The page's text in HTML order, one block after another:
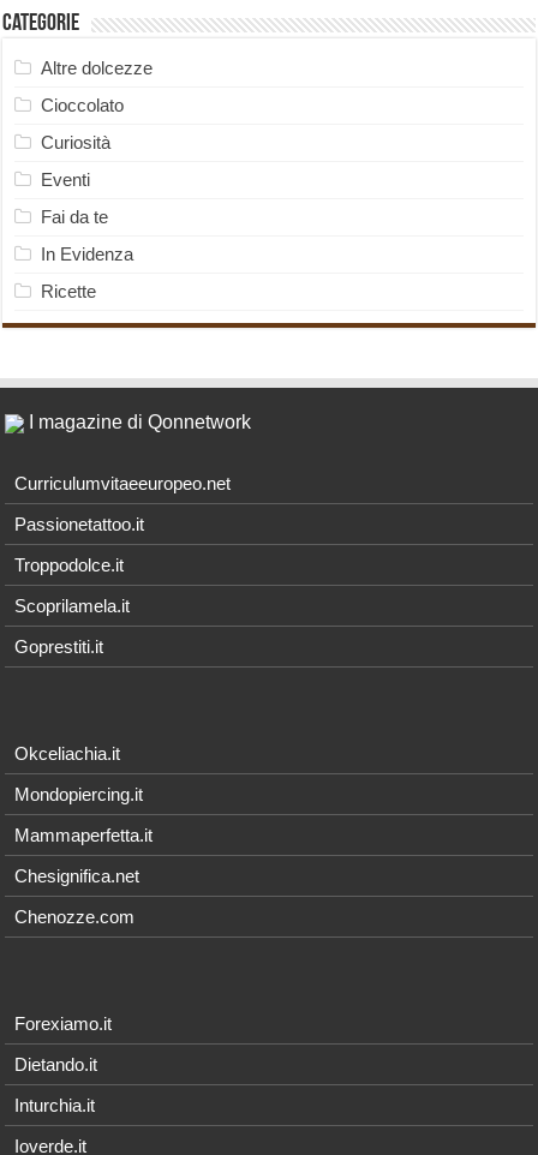
Categorie
Altre dolcezze
Cioccolato
Curiosità
Eventi
Fai da te
In Evidenza
Ricette
I magazine di Qonnetwork
Curriculumvitaeeuropeo.net
Passionetattoo.it
Troppodolce.it
Scoprilamela.it
Goprestiti.it
Okceliachia.it
Mondopiercing.it
Mammaperfetta.it
Chesignifica.net
Chenozze.com
Forexiamo.it
Dietando.it
Inturchia.it
Ioverde.it